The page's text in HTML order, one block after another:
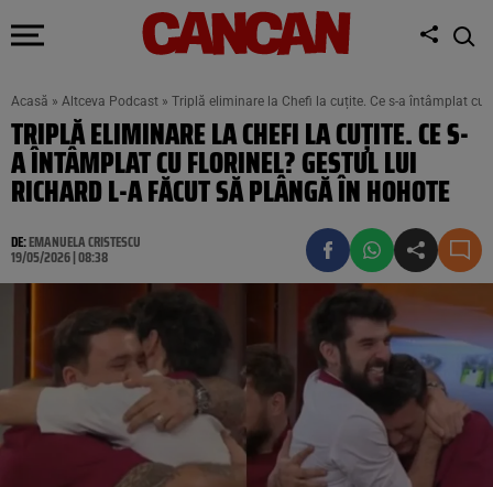
Acasă » Altceva Podcast » Triplă eliminare la Chefi la cuțite. Ce s-a întâmplat
TRIPLĂ ELIMINARE LA CHEFI LA CUȚITE. CE S-
A ÎNTÂMPLAT CU FLORINEL? GESTUL LUI
RICHARD L-A FĂCUT SĂ PLÂNGĂ ÎN HOHOTE
DE:EMANUELA CRISTESCU
19/05/2026 | 08:38